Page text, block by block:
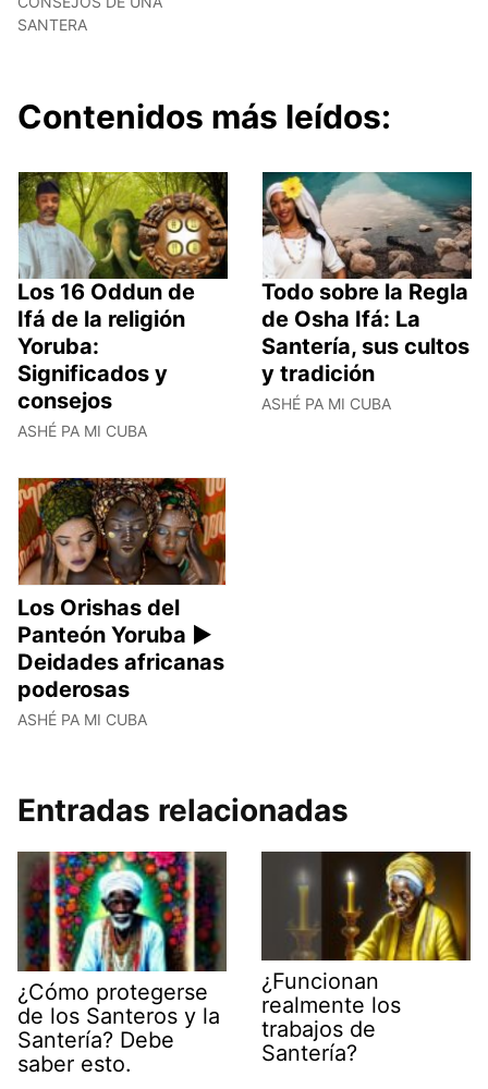
SANTERA
Contenidos más leídos:
Los 16 Oddun de
Ifá de la religión
Yoruba:
Significados y
consejos
ASHÉ PA MI CUBA
Todo sobre la Regla
de Osha Ifá: La
Santería, sus cultos
y tradición
ASHÉ PA MI CUBA
Los Orishas del
Panteón Yoruba ►
Deidades africanas
poderosas
ASHÉ PA MI CUBA
Entradas relacionadas
¿Cómo protegerse
de los Santeros y la
Santería? Debe
saber esto.
¿Funcionan
realmente los
trabajos de
Santería?